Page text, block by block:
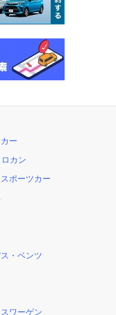
ー
カン
ポーツカー
・ベンツ
ワーゲン